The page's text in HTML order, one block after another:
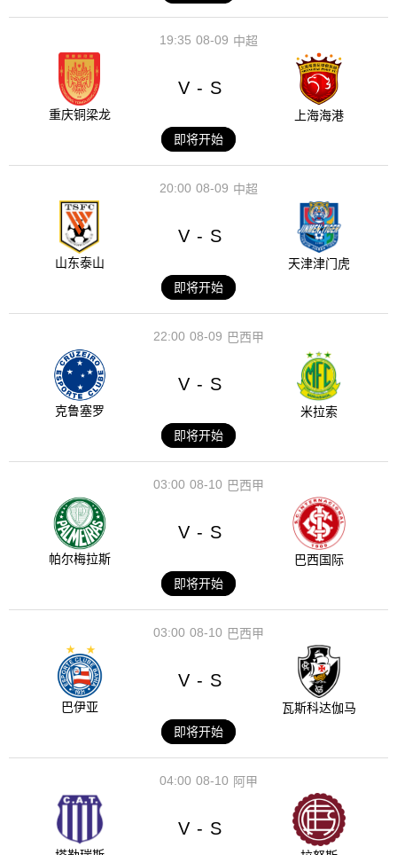
08-09
19:35 中超
重庆铜梁龙
V - S
上海海港
即将开始
08-09
20:00 中超
山东泰山
V - S
天津津门虎
即将开始
08-09
22:00 巴西甲
克鲁塞罗
V - S
米拉索
即将开始
08-10
03:00 巴西甲
帕尔梅拉斯
V - S
巴西国际
即将开始
08-10
03:00 巴西甲
巴伊亚
V - S
瓦斯科达伽马
即将开始
08-10
04:00 阿甲
V - S